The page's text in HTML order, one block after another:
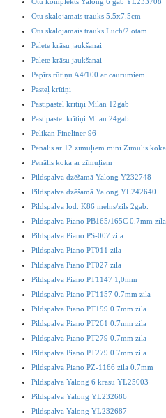
Otu skalojamais trauks 5.5x7.5cm
Otu skalojamais trauks Luch/2 otām
Palete krāsu jaukšanai
Palete krāsu jaukšanai
Papīrs rūtiņu A4/100 ar caurumiem
Pasteļ krītiņi
Pastipastel krītiņi Milan 12gab
Pastipastel krītiņi Milan 24gab
Pelikan Fineliner 96
Penālis ar 12 zīmuļiem mini Zīmulis koka
Penālis koka ar zīmuļiem
Pildspalva dzēšamā Yalong Y232748
Pildspalva dzēšamā Yalong YL242640
Pildspalva lod. K86 melns/zils 2gab.
Pildspalva Piano PB165/165C 0.7mm zila
Pildspalva Piano PS-007 zila
Pildspalva Piano PT011 zila
Pildspalva Piano PT027 zila
Pildspalva Piano PT1147 1,0mm
Pildspalva Piano PT1157 0.7mm zila
Pildspalva Piano PT199 0.7mm zila
Pildspalva Piano PT261 0.7mm zila
Pildspalva Piano PT279 0.7mm zila
Pildspalva Piano PT279 0.7mm zila
Pildspalva Piano PZ-1166 zila 0.7mm
Pildspalva Yalong 6 krāsu YL25003
Pildspalva Yalong YL232686
Pildspalva Yalong YL232687